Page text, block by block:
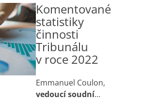
Komentované
statistiky
činnosti
Tribunálu
v roce 2022
Emmanuel Coulon,
vedoucí soudní